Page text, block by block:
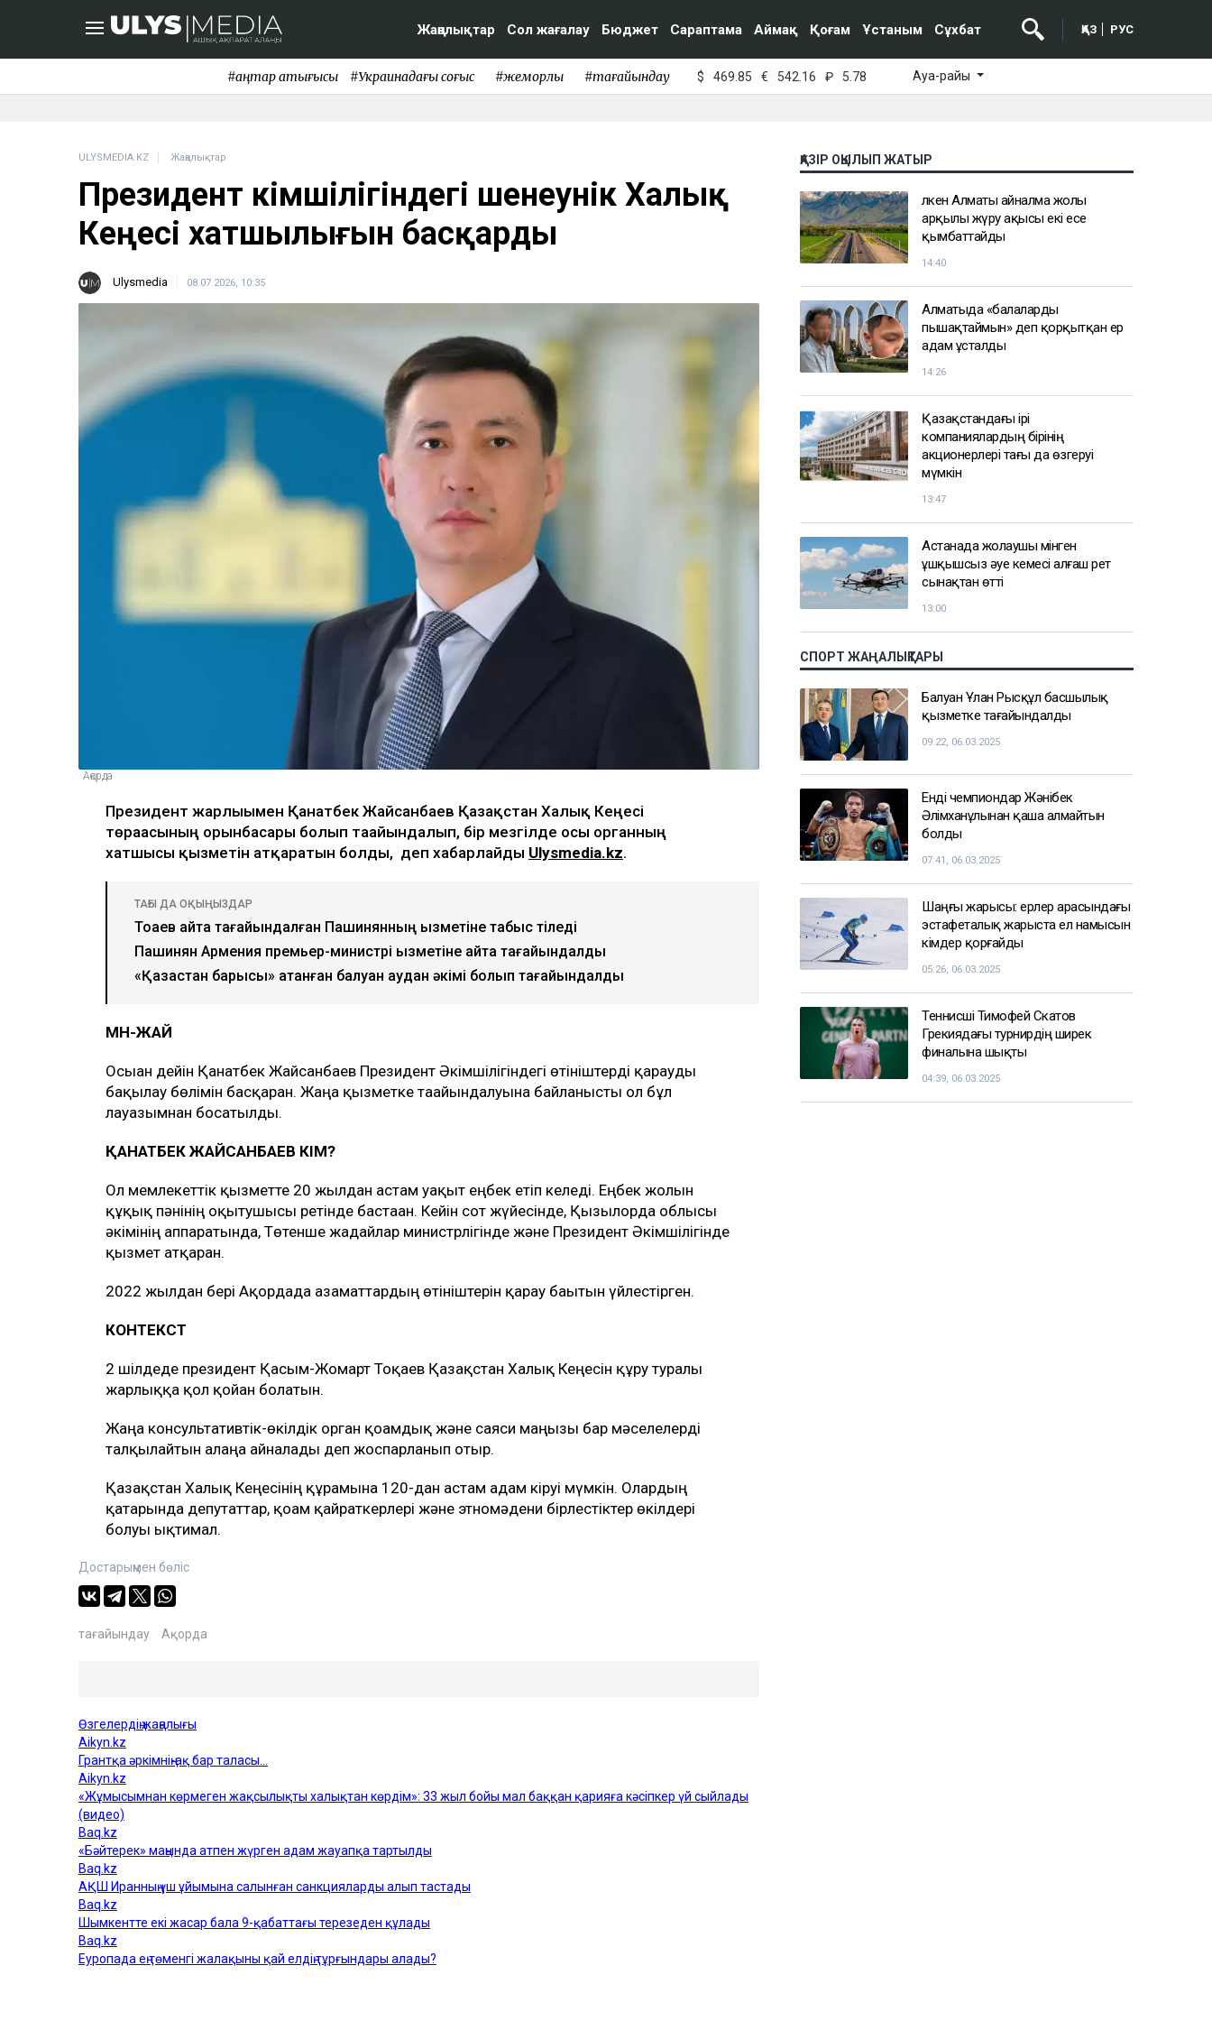
Жаңалықтар Сол жағалау Бюджет Сараптама Аймақ Қоғам Ұстаным Сұхбат ҚАЗ РУС
#қаңтар қақтығысы #Украинадағы соғыс #жемқорлық #тағайындау $ 469.85 € 542.16 ₽ 5.78 Ауа-райы
ULYSMEDIA.KZ Жаңалықтар
Президент әкімшілігіндегі шенеунік Халық
Кеңесі хатшылығын басқарды
Ulysmedia 08.07.2026, 10:35
Ақорда
Президент жарлығымен Қанатбек Жайсанбаев Қазақстан Халық Кеңесі
төрағасының орынбасары болып тағайындалып, бір мезгілде осы органның
хатшысы қызметін атқаратын болды, деп хабарлайды Ulysmedia.kz.
ТАҒЫ ДА ОҚЫҢЫЗДАР
Тоқаев қайта тағайындалған Пашинянның қызметіне табыс тіледі
Пашинян Армения премьер-министрі қызметіне қайта тағайындалды
«Қазақстан барысы» атанған балуан аудан әкімі болып тағайындалды
МӘН-ЖАЙ
Осыған дейін Қанатбек Жайсанбаев Президент Әкімшілігіндегі өтініштерді қарауды
бақылау бөлімін басқарған. Жаңа қызметке тағайындалуына байланысты ол бұл
лауазымнан босатылды.
ҚАНАТБЕК ЖАЙСАНБАЕВ КІМ?
Ол мемлекеттік қызметте 20 жылдан астам уақыт еңбек етіп келеді. Еңбек жолын
құқық пәнінің оқытушысы ретінде бастаған. Кейін сот жүйесінде, Қызылорда облысы
әкімінің аппаратында, Төтенше жағдайлар министрлігінде және Президент Әкімшілігінде
қызмет атқарған.
2022 жылдан бері Ақордада азаматтардың өтініштерін қарау бағытын үйлестірген.
КОНТЕКСТ
2 шілдеде президент Қасым-Жомарт Тоқаев Қазақстан Халық Кеңесін құру туралы
жарлыққа қол қойған болатын.
Жаңа консультативтік-өкілдік орган қоғамдық және саяси маңызы бар мәселелерді
талқылайтын алаңға айналады деп жоспарланып отыр.
Қазақстан Халық Кеңесінің құрамына 120-дан астам адам кіруі мүмкін. Олардың
қатарында депутаттар, қоғам қайраткерлері және этномәдени бірлестіктер өкілдері
болуы ықтимал.
Достарыңмен бөліс
тағайындау Ақорда
ҚАЗІР ОҚЫЛЫП ЖАТЫР
Үлкен Алматы айналма жолы
арқылы жүру ақысы екі есе
қымбаттайды
14:40
Алматыда «балаларды
пышақтаймын» деп қорқытқан ер
адам ұсталды
14:26
Қазақстандағы ірі
компаниялардың бірінің
акционерлері тағы да өзгеруі
мүмкін
13:47
Астанада жолаушы мінген
ұшқышсыз әуе кемесі алғаш рет
сынақтан өтті
13:00
СПОРТ ЖАҢАЛЫҚТАРЫ
Балуан Ұлан Рысқұл басшылық
қызметке тағайындалды
09:22, 06.03.2025
Енді чемпиондар Жәнібек
Әлімханұлынан қаша алмайтын
болды
07:41, 06.03.2025
Шаңғы жарысы: ерлер арасындағы
эстафеталық жарыста ел намысын
кімдер қорғайды
05:26, 06.03.2025
Теннисші Тимофей Скатов
Грекиядағы турнирдің ширек
финалына шықты
04:39, 06.03.2025